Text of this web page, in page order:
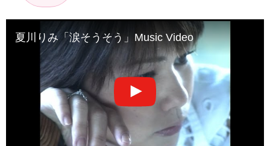
夏川りみ「涙そうそう」Music Video